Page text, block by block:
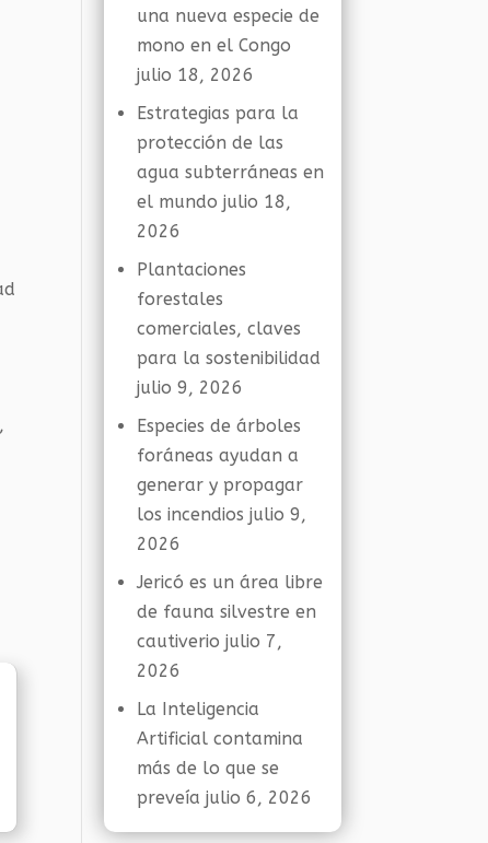
una nueva especie de
mono en el Congo
julio 18, 2026
Estrategias para la
protección de las
agua subterráneas en
el mundo julio 18,
2026
Plantaciones
forestales
comerciales, claves
para la sostenibilidad
julio 9, 2026
Especies de árboles
foráneas ayudan a
generar y propagar
los incendios julio 9,
2026
Jericó es un área libre
de fauna silvestre en
cautiverio julio 7,
2026
La Inteligencia
Artificial contamina
más de lo que se
preveía julio 6, 2026